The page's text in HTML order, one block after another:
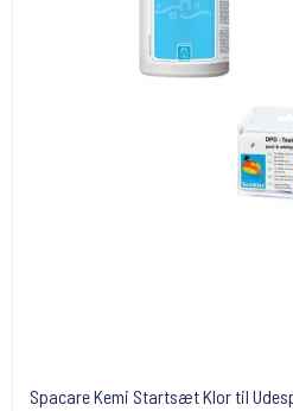
Spacare Kemi Startsæt Klor til